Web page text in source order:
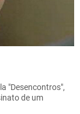
"Desencontros",
de um